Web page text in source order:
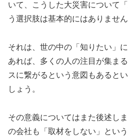
いて、こうした大災害について
う選択肢は基本的にはありません
それは、世の中の「知りたい」
あれば、多くの人の注目が集ま
スに繋がるという意図もあると
しょう。
その意義についてはまた後述し
の会社も「取材をしない」とい